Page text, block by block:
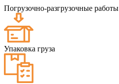
Погрузочно-разгрузочные работы
Упаковка груза